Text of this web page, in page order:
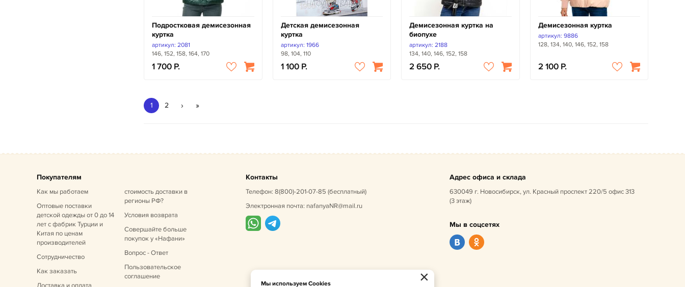
Подростковая демисезонная
куртка
артикул: 2081
146, 152, 158, 164, 170
1 700
Детская демисезонная
куртка
артикул: 1966
98, 104, 110
1 100
Демисезонная куртка на
биопухе
артикул: 2188
134, 140, 146, 152, 158
2 650
Демисезонная куртка
артикул: 9886
128, 134, 140, 146, 152, 158
2 100
1 2 › »
Покупателям
Как мы работаем
Оптовые поставки
детской одежды от 0 до 14
летс фабрик Турции и
Китая по ценам
производителей
Сотрудничество
Как заказать
стоимость доставки в
регионы РФ?
Условия возврата
Совершайте больше
покупок у «Нафани»
Вопрос - Ответ
Пользовательское
соглашение
Контакты
Телефон: 8(800)-201-07-85 (бесплатный)
Электронная почта: nafanyaNR@mail.ru
Адрес офиса и склада
630049 г. Новосибирск, ул. Красный проспект 220/5 офис 313
(3 этаж)
Мы в соцсетях
×
Мы используем Cookies